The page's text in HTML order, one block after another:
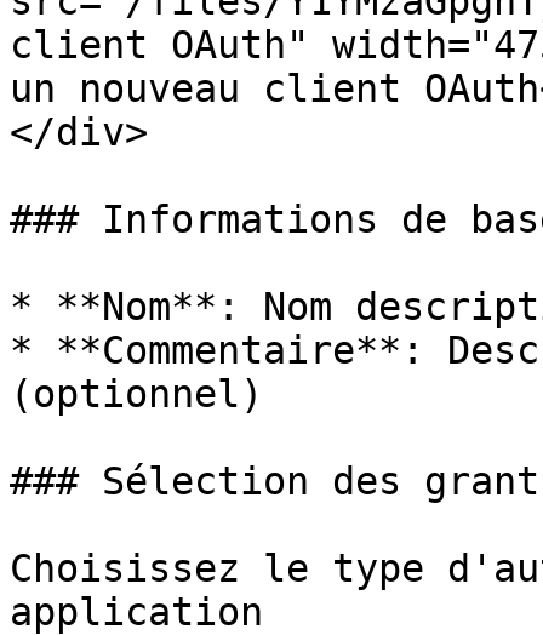
client OAuth"
un nouveau client
</div>
### Informations de
* **Nom**: Nom
* **Commentaire**:
(optionnel)
### Sélection des
Choisissez le type
application